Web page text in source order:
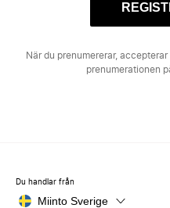
När du prenumererar, accepterar
prenumerationen
Du handlar från
Miinto Sverige